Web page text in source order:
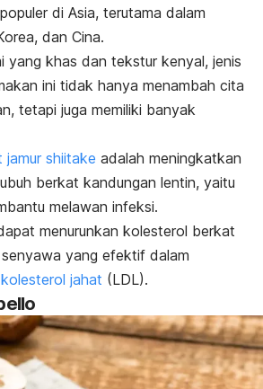
di Asia, terutama dalam
dan Cina.
yang khas dan tekstur kenyal, jenis
ini tidak hanya menambah cita
tetapi juga memiliki banyak
jamur shiitake adalah meningkatkan
berkat kandungan lentin, yaitu
melawan infeksi.
menurunkan kolesterol berkat
yang efektif dalam
kolesterol jahat (LDL).